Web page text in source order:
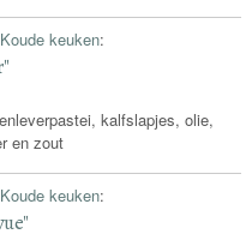
Koude keuken:
kalfslapjes, olie,
en zout
Koude keuken: